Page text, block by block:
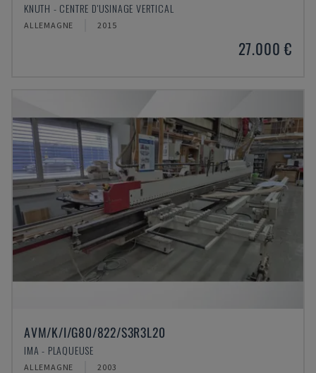
KNUTH - CENTRE D'USINAGE VERTICAL
ALLEMAGNE 2015
27.000 €
AVM/K/I/G80/822/S3R3L20
IMA - PLAQUEUSE
ALLEMAGNE 2003